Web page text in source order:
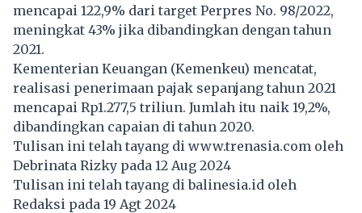
mencapai 122,9% dari target Perpres No. 98/2022,
meningkat 43% jika dibandingkan dengan tahun
2021.
Kementerian Keuangan (Kemenkeu) mencatat,
realisasi penerimaan pajak sepanjang tahun 2021
mencapai Rp1.277,5 triliun. Jumlah itu naik 19,2%,
dibandingkan capaian di tahun 2020.
Tulisan ini telah tayang di www.trenasia.com oleh
Debrinata Rizky pada 12 Aug 2024
Tulisan ini telah tayang dibalinesia.id oleh
Redaksi pada 19 Agt 2024